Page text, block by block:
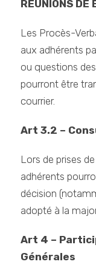
REUNIONS DE
Les Procès-
aux adhérents
ou questions
pourront être
courrier.
Art 3.2 –
Lors de prises
adhérents
décision
adopté à la
Art 4 –
Générales